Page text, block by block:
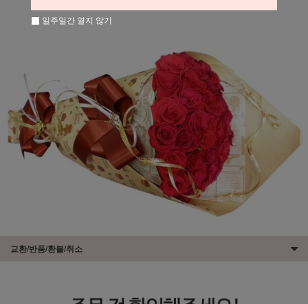
교환/반품/환불/취소
일주일간 열지 않기